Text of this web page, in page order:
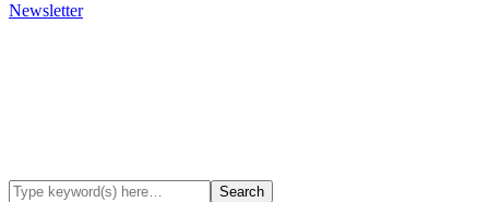
Newsletter